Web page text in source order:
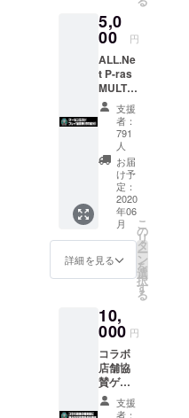
でいき
ます。
返
礼：池
田店長
からの
お礼動
（ファ
イル便
等でお
送り致
しま
す。）
5,0
00 円
ALL.Ne
t P-ras
MULTI
バー
ジョン3
筐体の
設備投
資計
画。
アー
ケード
対戦格
闘ゲー
ム「ギ
ルティ
2020年
春に登
場する
新作に
向け、
ALL.Ne
t P-ras
MULTI
支援
者：
791
人
お届
け予
定：
2020
年06
月
詳細を見る
こ
の
リ
タ
ー
ン
を
選
択
す
る
10,
000 円
コラボ
店舗協
賛ゲー
マー名
入れ支援
者：